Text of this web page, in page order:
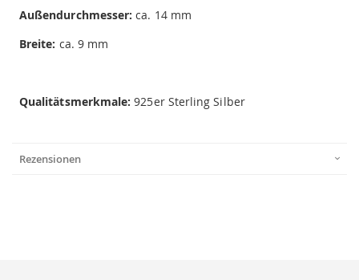
Außendurchmesser: ca. 14 mm
Breite: ca. 9 mm
Qualitätsmerkmale: 925er Sterling Silber
Rezensionen